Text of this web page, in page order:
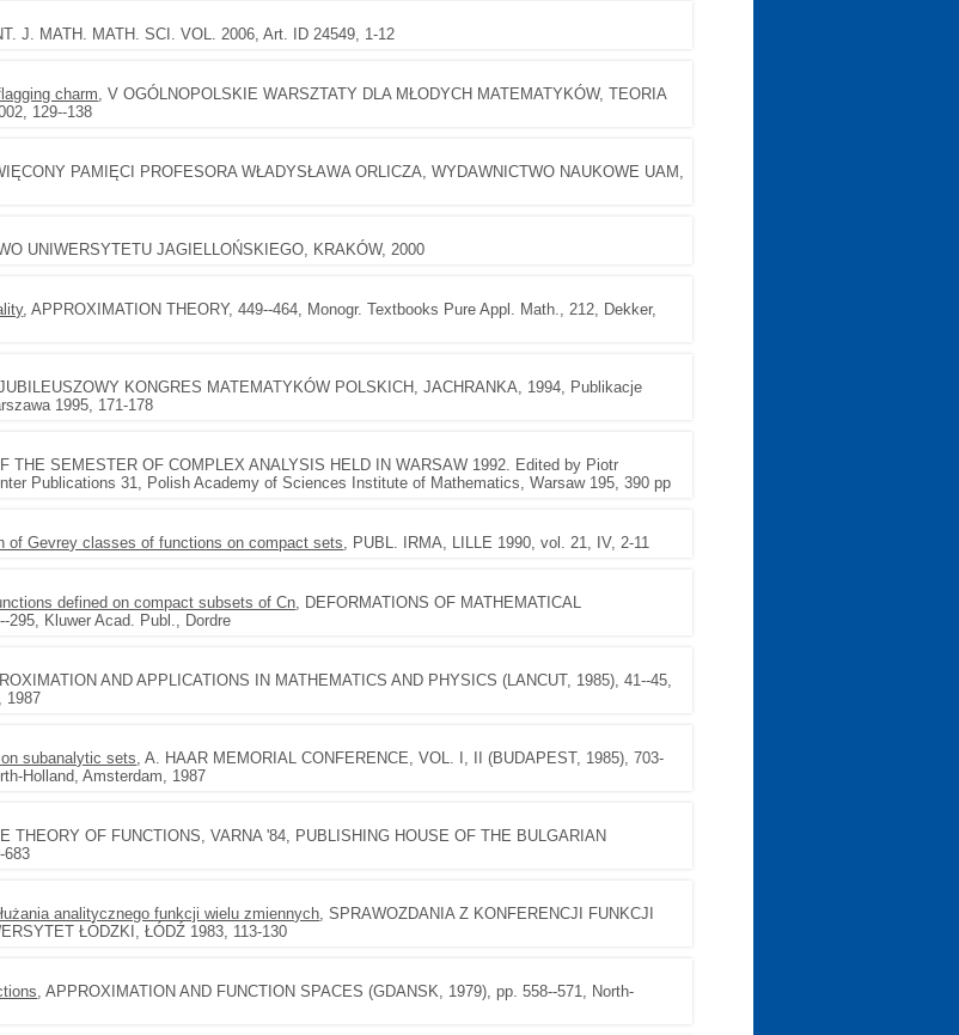
J. MATH. MATH. SCI. VOL. 2006, Art. ID 24549, 1-12
charm, V OGÓLNOPOLSKIE WARSZTATY DLA MŁODYCH MATEMATYKÓW, TEORIA
129--138
PAMIĘCI PROFESORA WŁADYSŁAWA ORLICZA, WYDAWNICTWO NAUKOWE UAM,
UNIWERSYTETU JAGIELLOŃSKIEGO, KRAKÓW, 2000
, APPROXIMATION THEORY, 449--464, Monogr. Textbooks Pure Appl. Math., 212, Dekker,
KONGRES MATEMATYKÓW POLSKICH, JACHRANKA, 1994, Publikacje
1995, 171-178
THE SEMESTER OF COMPLEX ANALYSIS HELD IN WARSAW 1992. Edited by Piotr
Publications 31, Polish Academy of Sciences Institute of Mathematics, Warsaw 195, 390 pp
of Gevrey classes of functions on compact sets, PUBL. IRMA, LILLE 1990, vol. 21, IV, 2-11
defined on compact subsets of Cn, DEFORMATIONS OF MATHEMATICAL
295, Kluwer Acad. Publ., Dordre
AND APPLICATIONS IN MATHEMATICS AND PHYSICS (LANCUT, 1985), 41--45,
1987
subanalytic sets, A. HAAR MEMORIAL CONFERENCE, VOL. I, II (BUDAPEST, 1985), 703-
Holland, Amsterdam, 1987
THEORY OF FUNCTIONS, VARNA '84, PUBLISHING HOUSE OF THE BULGARIAN
683
analitycznego funkcji wielu zmiennych, SPRAWOZDANIA Z KONFERENCJI FUNKCJI
ŁÓDZKI, ŁÓDŹ 1983, 113-130
, APPROXIMATION AND FUNCTION SPACES (GDANSK, 1979), pp. 558--571, North-